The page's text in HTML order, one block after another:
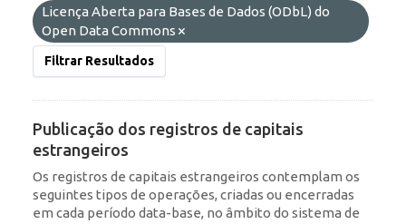
Licença Aberta para Bases de Dados (ODbL) do
Open Data Commons
Filtrar Resultados
Publicação dos registros de capitais
estrangeiros
Os registros de capitais estrangeiros contemplam os
seguintes tipos de operações, criadas ou encerradas
em cada período data-base, no âmbito do sistema de